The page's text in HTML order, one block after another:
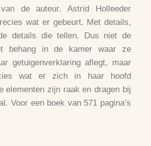
de auteur. Astrid Holleeder
wat er gebeurt. Met details,
details die tellen. Dus niet de
behang in de kamer waar ze
getuigenverklaring aflegt, maar
wat er zich in haar hoofd
elementen zijn raak en dragen bij
Voor een boek van 571 pagina’s